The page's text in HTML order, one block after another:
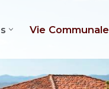
Vie Communale